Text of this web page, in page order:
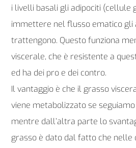
i livelli basali gli adipociti (cellule
immettere nel flusso ematico gli
trattengono. Questo funziona
viscerale, che è resistente a
ed ha dei pro e dei contro.
Il vantaggio è che il grasso
viene metabolizzato se
mentre dall’altra parte lo
grasso è dato dal fatto che nelle